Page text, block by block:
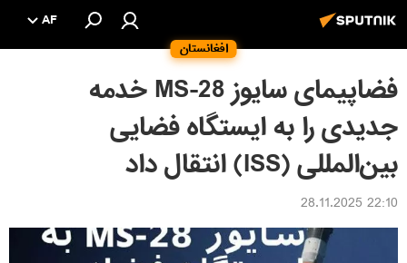
افغانستان
AF
فضاپیمای سایوز MS-28 خدمه
جدیدی را به ایستگاه فضایی
بین‌المللی (ISS) انتقال داد
22:10 28.11.2025